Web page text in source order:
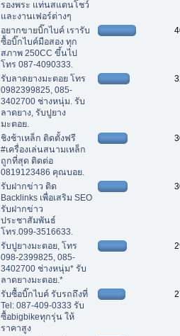
รองพระ แท่นสแตนโชว์
และงานเฟอร์ต่างๆ
อยากขายบิ๊กไบค์ เรารับ
ซื้อบิ๊กไบค์มือสอง ทุก
สภาพ 250CC ขึ้นไป
โทร 087-4090333.
รับลาดยางมะตอย โทร
0982399825, 085-
3402700 ช่างหนุ่ม. รับ
ลาดยาง, รับปูยาง
มะตอย.
ชิงช้าเหล็ก ติดตั้งฟรี
#เครื่องเล่นสนามเหล็ก
ถูกที่สุด ติดต่อ
0819123486 คุณบอย.
รับฝากข่าว ติด
Backlinks เพื่อเสริม SEO
รับฝากข่าว
ประชาสัมพันธ์
โทร.099-3516633.
รับปูยางมะตอย, โทร
098-2399825, 085-
3402700 ช่างหนุ่ม* รับ
ลาดยางมะตอย.*
รับซื้อบิ๊กไบค์ รับรถถึงที่
Tel: 087-409-0333 รับ
ซื้อbigbikeทุกรุ่น ให้
ราคาสูง